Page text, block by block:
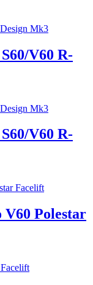
V60 R-
V60 R-
Polestar